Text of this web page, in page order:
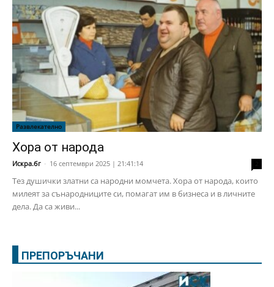
Развлекателно
Хора от народа
Искра.бг - 16 септември 2025 | 21:41:14
Тез душички златни са народни момчета. Хора от народа, които
милеят за сънародниците си, помагат им в бизнеса и в личните
дела. Да са живи...
ПРЕПОРЪЧАНИ